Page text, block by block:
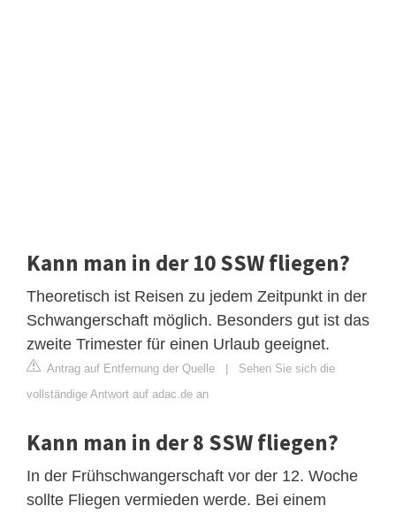
Kann man in der 10 SSW fliegen?
Theoretisch ist Reisen zu jedem Zeitpunkt in der
Schwangerschaft möglich. Besonders gut ist das
zweite Trimester für einen Urlaub geeignet.
Antrag auf Entfernung der Quelle
Sehen Sie sich die
vollständige Antwort auf adac.de an
Kann man in der 8 SSW fliegen?
In der Frühschwangerschaft vor der 12. Woche
sollte Fliegen vermieden werde. Bei einem